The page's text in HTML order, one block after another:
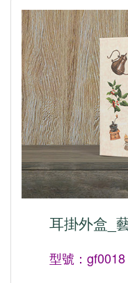
耳掛外盒_
型號：gf0018